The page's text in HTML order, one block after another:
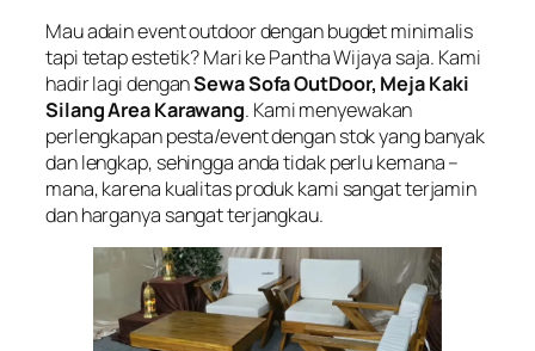
Mau adain event outdoor dengan bugdet minimalis
tapi tetap estetik? Mari ke Pantha Wijaya saja. Kami
hadir lagi denganSewa Sofa OutDoor, Meja Kaki
Silang Area Karawang. Kami menyewakan
perlengkapan pesta/event dengan stok yang banyak
dan lengkap, sehingga anda tidak perlu kemana –
mana, karena kualitas produk kami sangat terjamin
dan harganya sangat terjangkau.